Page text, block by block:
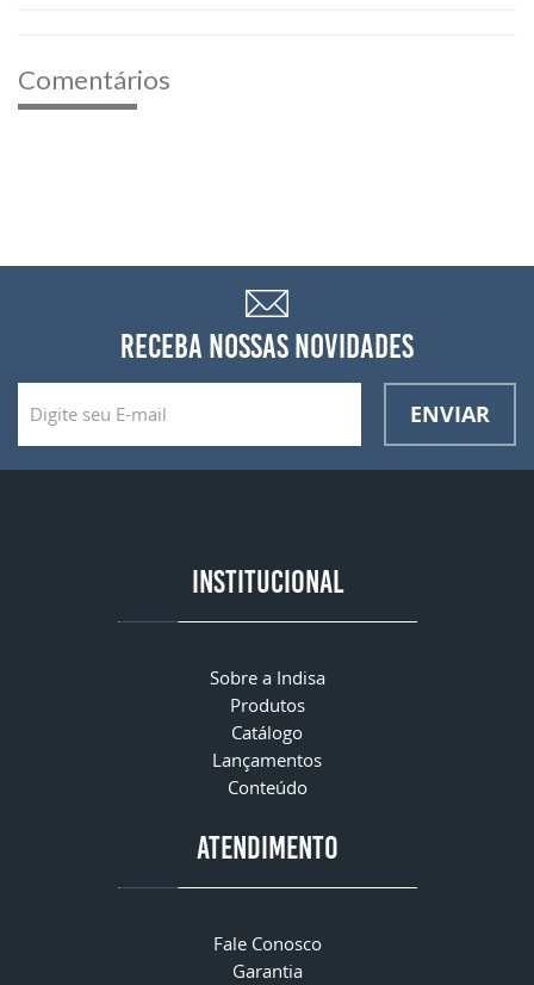
Comentários
RECEBA NOSSAS NOVIDADES
ENVIAR
INSTITUCIONAL
Sobre a Indisa
Produtos
Catálogo
Lançamentos
Conteúdo
ATENDIMENTO
Fale Conosco
Garantia